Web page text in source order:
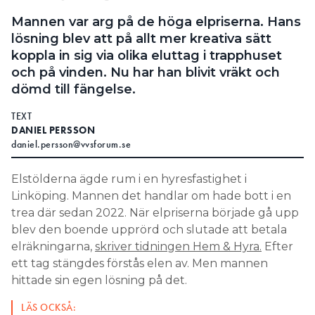
Mannen var arg på de höga elpriserna. Hans
lösning blev att på allt mer kreativa sätt
koppla in sig via olika eluttag i trapphuset
och på vinden. Nu har han blivit vräkt och
dömd till fängelse.
TEXT
DANIEL PERSSON
daniel.persson@vvsforum.se
Elstölderna ägde rum i en hyresfastighet i
Linköping. Mannen det handlar om hade bott i en
trea där sedan 2022. När elpriserna började gå upp
blev den boende upprörd och slutade att betala
elräkningarna, skriver tidningen Hem & Hyra. Efter
ett tag stängdes förstås elen av. Men mannen
hittade sin egen lösning på det.
LÄS OCKSÅ: